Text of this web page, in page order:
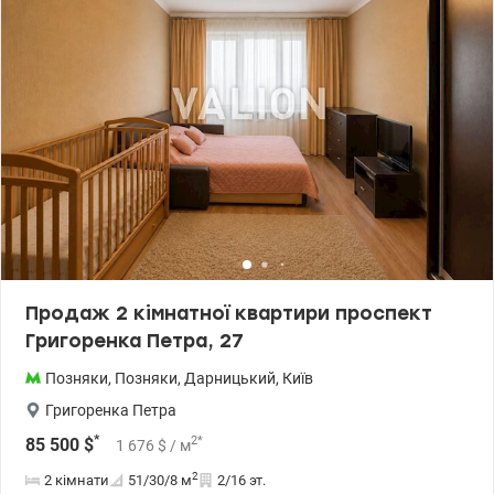
Продаж 2 кімнатної квартири проспект
Григоренка Петра, 27
Позняки, Позняки, Дарницький, Київ
Григоренка Петра
85 500 $* 1 676 $ / м2*
2 кімнати 51/30/8 м2 2/16 эт.